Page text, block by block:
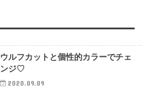
ウルフカットと個性的カラーでチェ
ンジ♡
2020.09.09